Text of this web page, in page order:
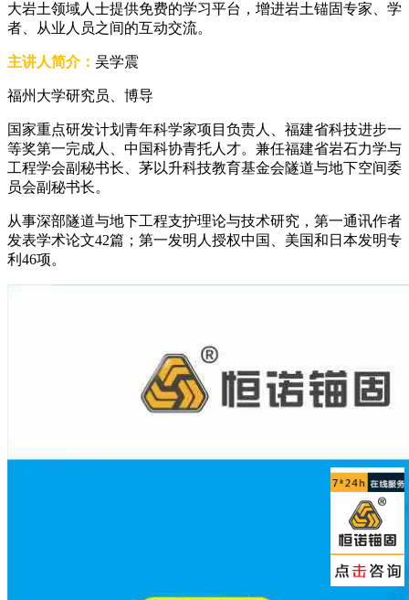
大岩土领域人士提供免费的学习平台，增进岩土锚固专家、学
者、从业人员之间的互动交流。
主讲人简介： 吴学震
福州大学研究员、博导
国家重点研发计划青年科学家项目负责人、福建省科技进步一
等奖第一完成人、中国科协青托人才。兼任福建省岩石力学与
工程学会副秘书长、茅以升科技教育基金会隧道与地下空间委
员会副秘书长。
从事深部隧道与地下工程支护理论与技术研究，第一通讯作者
发表学术论文42篇；第一发明人授权中国、美国和日本发明专
利46项。